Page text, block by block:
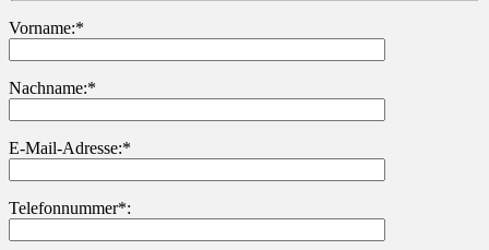
Vorname:*
Nachname:*
Bitte lasse dieses Feld leer.
E-Mail-Adresse:*
Telefonnummer*: